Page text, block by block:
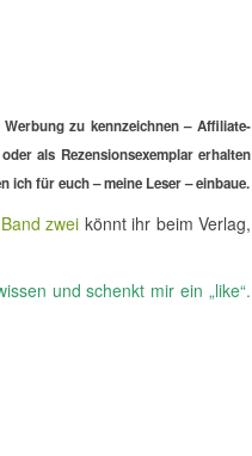
zu kennzeichnen – Affiliate-
als Rezensionsexemplar erhalten
ich für euch – meine Leser – einbaue.
Band zwei könnt ihr beim Verlag,
und schenkt mir ein „like“.